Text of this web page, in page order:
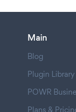
Main
Blog
Plugin Library
POWR
Plans &